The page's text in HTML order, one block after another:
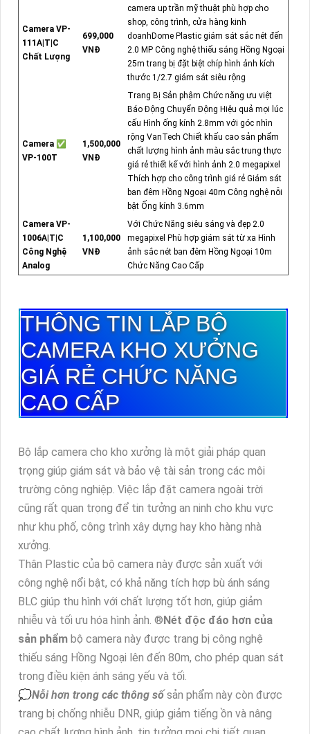
Camera VP-
111A|T|C
Chất Lượng
699,000
VNĐ
camera up trần mỹ thuật phù hợp cho
shop, công trình, cửa hàng kinh
doanhDome Plastic giám sát sắc nét đến
2.0 MP Công nghệ thiếu sáng Hồng Ngoại
25m trang bị đặt biệt chíp hình ảnh kích
thước 1/2.7 giám sát siêu rộng
Camera ✅
VP-100T
1,500,000
VNĐ
Trang Bị Sản phậm Chức năng ưu việt
Báo Động Chuyển Động Hiệu quả mọi lúc
cấu Hình ống kính 2.8mm với góc nhìn
rộng VanTech Chiết khấu cao sản phẩm
chất lượng hình ảnh màu sắc trung thực
giá rẻ thiết kế với hình ảnh 2.0 megapixel
Thích hợp cho công trình giá rẻ Giám sát
ban đêm Hồng Ngoại 40m Công nghệ nỗi
bật Ống kính 3.6mm
Camera VP-
1006A|T|C
Công Nghệ
Analog
1,100,000
VNĐ
Với Chức Năng siêu sáng và đẹp 2.0
megapixel Phù hợp giám sát từ xa Hình
ảnh sắc nét ban đêm Hồng Ngoại 10m
Chức Năng Cao Cấp
THÔNG TIN LẮP BỘ
CAMERA KHO XƯỞNG
GIÁ RẺ CHỨC NĂNG
CAO CẤP
Bộ lắp camera cho kho xưởng là một giải pháp quan
trọng giúp giám sát và bảo vệ tài sản trong các môi
trường công nghiệp. Việc lắp đặt camera ngoài trời
cũng rất quan trọng để tin tưởng an ninh cho khu vực
như khu phố, công trình xây dựng hay kho hàng nhà
xưởng.
Thân Plastic của bộ camera này được sản xuất với
công nghệ nổi bật, có khả năng tích hợp bù ánh sáng
BLC giúp thu hình với chất lượng tốt hơn, giúp giảm
nhiễu và tối ưu hóa hình ảnh. ®️ Nét độc đáo hơn của
sản phẩm bộ camera này được trang bị công nghệ
thiếu sáng Hồng Ngoại lên đến 80m, cho phép quan sát
trong điều kiện ánh sáng yếu và tối.
💭Nỗi hơn trong các thông sốsản phẩm này còn được
trang bị chống nhiễu DNR, giúp giảm tiếng ồn và nâng